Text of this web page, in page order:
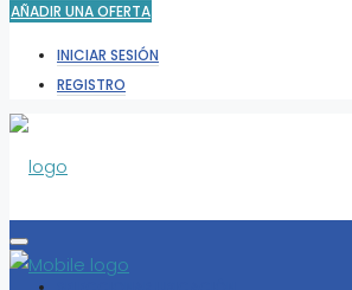
AÑADIR UNA OFERTA
INICIAR SESIÓN
REGISTRO